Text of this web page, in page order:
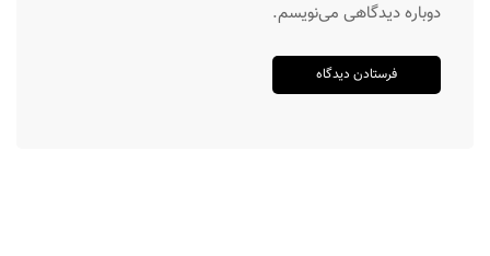
دوباره دیدگاهی می‌نویسم.